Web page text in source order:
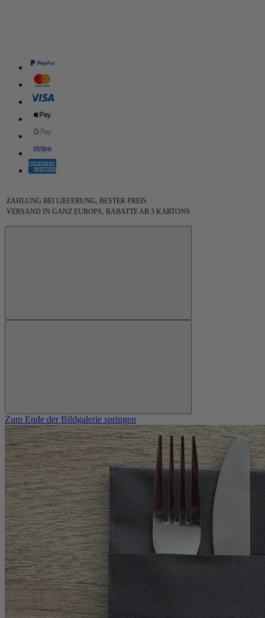
ZAHLUNG BEI LIEFERUNG, BESTER PREIS
VERSAND IN GANZ EUROPA, RABATTE AB 3 KARTONS
Zum Ende der Bildgalerie springen